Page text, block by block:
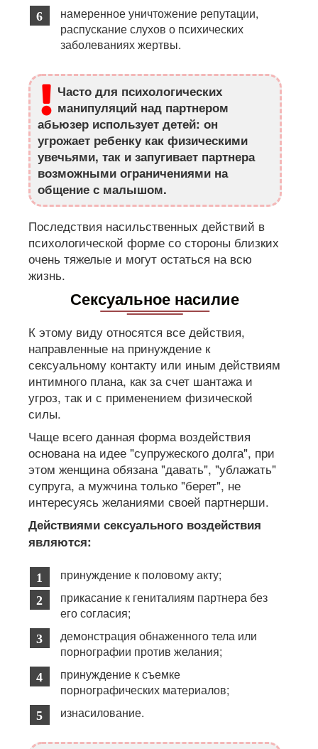
намеренное уничтожение репутации,
распускание слухов о психических
заболеваниях жертвы.
Часто для психологических
манипуляций над партнером
абьюзер использует детей: он
угрожает ребенку как физическими
увечьями, так и запугивает партнера
возможными ограничениями на
общение с малышом.
Последствия насильственных действий в
психологической форме со стороны близких
очень тяжелые и могут остаться на всю
жизнь.
Сексуальное насилие
К этому виду относятся все действия,
направленные на принуждение к
сексуальному контакту или иным действиям
интимного плана, как за счет шантажа и
угроз, так и с применением физической
силы.
Чаще всего данная форма воздействия
основана на идее "супружеского долга", при
этом женщина обязана "давать", "ублажать"
супруга, а мужчина только "берет", не
интересуясь желаниями своей партнерши.
Действиями сексуального воздействия
являются:
принуждение к половому акту;
прикасание к гениталиям партнера без
его согласия;
демонстрация обнаженного тела или
порнографии против желания;
принуждение к съемке
порнографических материалов;
изнасилование.